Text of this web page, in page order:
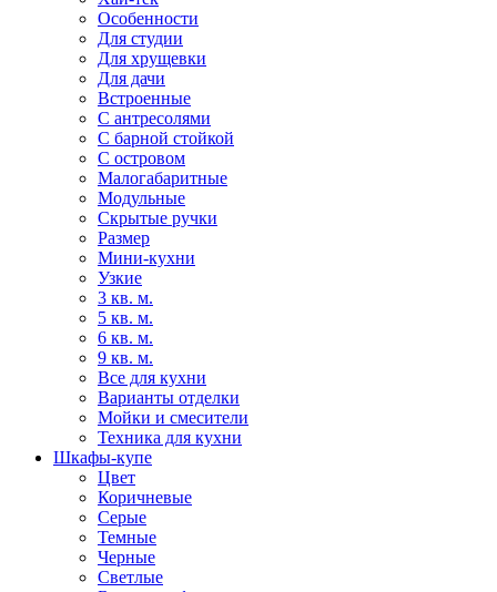
Особенности
Для студии
Для хрущевки
Для дачи
Встроенные
С антресолями
С барной стойкой
С островом
Малогабаритные
Модульные
Скрытые ручки
Размер
Мини-кухни
Узкие
3 кв. м.
5 кв. м.
6 кв. м.
9 кв. м.
Все для кухни
Варианты отделки
Мойки и смесители
Техника для кухни
Шкафы-купе
Цвет
Коричневые
Серые
Темные
Черные
Светлые